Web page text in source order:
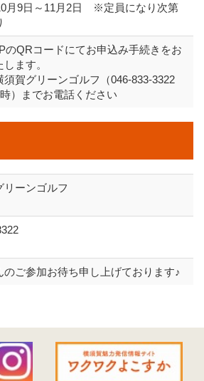
月9日～11月2日 ※定員になり次第
のQRコードにてお申込み手続きをお
ます。
須賀グリーンゴルフ（046-833-3322
）までお電話ください
リーンゴルフ
のご参加お待ち申し上げております♪